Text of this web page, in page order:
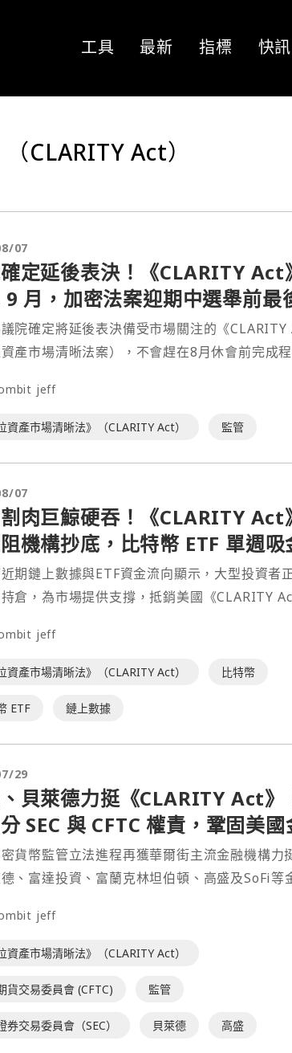
工具 最新 指標 快訊
CLARITY Act）
07
定延後表決！《CLARITY Act
9 月，加密法案迎期中選舉前最
院確定將延後表決備受市場關注的《CLARITY
資產市場清晰法案），不會趕在8月休會前完成
而是延至國會9月中旬復會後處理。此舉意味⋯
jeff
資產市場清晰法》（CLARITY Act） 監管
07
肉巨鯨硬吞！《CLARITY Act
機構抄底，比特幣 ETF 單週吸
美元
期鏈上數據與ETF資金流向顯示，大型投資者
倉，為市場提供支撐，抵銷美國《CLARITY
滯帶來的不確定性。⋯
jeff
資產市場清晰法》（CLARITY Act） 比特幣
ETF 鏈上數據
29
貝萊德力挺《CLARITY Act》
SEC 與 CFTC 權責，鞏固美國
貨幣監管立法進程再獲華爾街主流金融機構力
、富達投資、富蘭克林坦伯頓、高盛及SoFi等
期相繼公開支持《數位資產市場明確法案》（
jeff
資產市場清晰法》（CLARITY Act）
貨交易委員會 (CFTC) 監管
券交易委員會（SEC） 貝萊德 高盛